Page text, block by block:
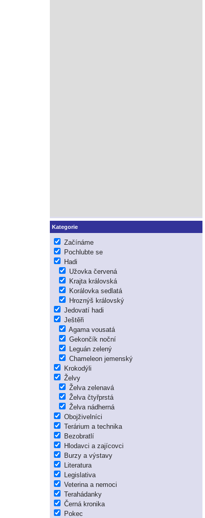
Kategorie
Začínáme
Pochlubte se
Hadi
Užovka červená
Krajta královská
Korálovka sedlatá
Hroznýš královský
Jedovatí hadi
Ještěři
Agama vousatá
Gekončík noční
Leguán zelený
Chameleon jemenský
Krokodýli
Želvy
Želva zelenavá
Želva čtyřprstá
Želva nádherná
Obojživelníci
Terárium a technika
Bezobratlí
Hlodavci a zajícovci
Burzy a výstavy
Literatura
Legislativa
Veterina a nemoci
Terahádanky
Černá kronika
Pokec